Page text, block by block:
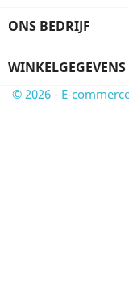
ONS BEDRIJF
WINKELGEGEVENS
© 2026 - E-